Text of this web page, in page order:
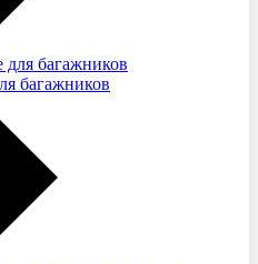
багажников